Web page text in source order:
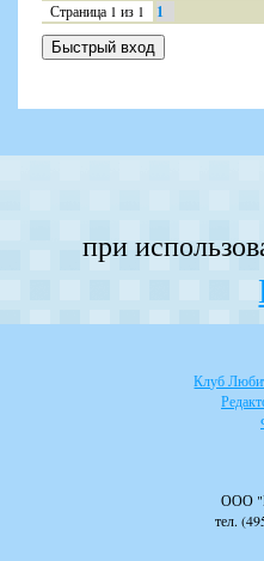
Страница 1 из 1 1
при
Клуб
ООО
тел.